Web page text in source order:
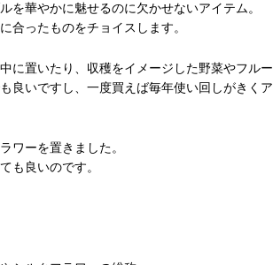
を華やかに魅せるのに欠かせないアイテム。
合ったものをチョイスします。
に置いたり、収穫をイメージした野菜やフルー
良いですし、一度買えば毎年使い回しがきくア
ワーを置きました。
も良いのです。